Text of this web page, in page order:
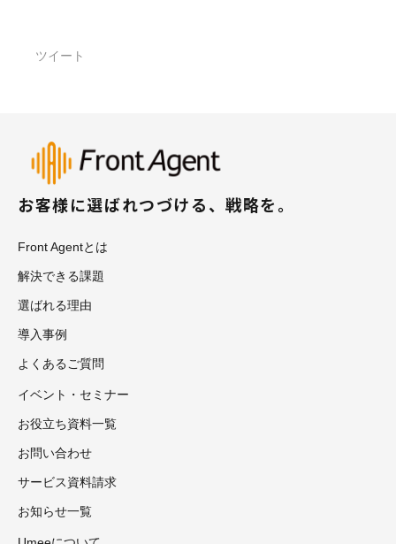
ツイート
お客様に選ばれつづける、戦略を。
Front Agentとは
解決できる課題
選ばれる理由
導入事例
よくあるご質問
イベント・セミナー
お役立ち資料一覧
お問い合わせ
サービス資料請求
お知らせ一覧